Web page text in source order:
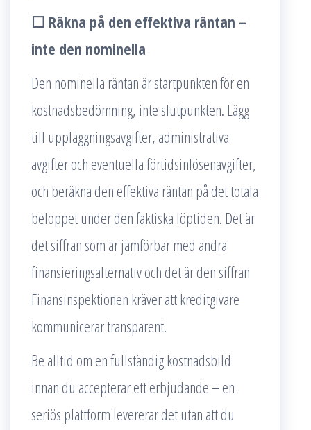
☐ Räkna på den effektiva räntan –
inte den nominella
Den nominella räntan är startpunkten för en
kostnadsbedömning, inte slutpunkten. Lägg
till uppläggningsavgifter, administrativa
avgifter och eventuella förtidsinlösenavgifter,
och beräkna den effektiva räntan på det totala
beloppet under den faktiska löptiden. Det är
det siffran som är jämförbar med andra
finansieringsalternativ och det är den siffran
Finansinspektionen kräver att kreditgivare
kommunicerar transparent.
Be alltid om en fullständig kostnadsbild
innan du accepterar ett erbjudande – en
seriös plattform levererar det utan att du